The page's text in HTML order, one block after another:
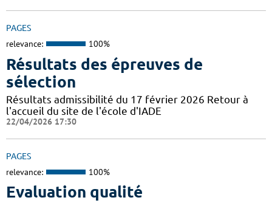
PAGES
relevance: 100%
Résultats des épreuves de
sélection
Résultats admissibilité du 17 février 2026 Retour à
l'accueil du site de l'école d'IADE
22/04/2026 17:30
PAGES
relevance: 100%
Evaluation qualité